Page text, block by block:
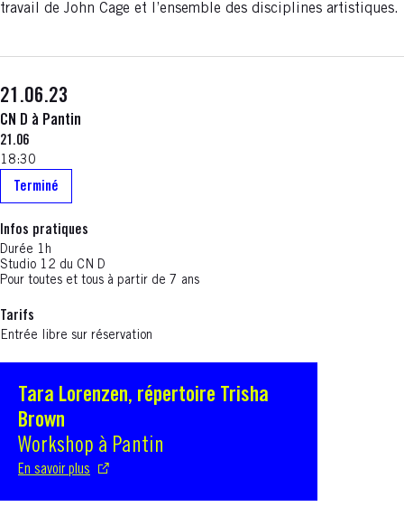
travail de John Cage et l’ensemble des disciplines artistiques.
21.06.23
CN D à Pantin
21.06
18:30
Terminé
Infos pratiques
Durée 1h
Studio 12 du CN D
Pour toutes et tous à partir de 7 ans
Tarifs
Entrée libre sur réservation
Tara Lorenzen, répertoire Trisha
Brown
Workshop à Pantin
En savoir plus
S'ouvre dans une nouvelle fenêtre